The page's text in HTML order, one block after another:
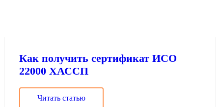
Как получить сертификат ИСО
22000 ХАССП
Читать статью